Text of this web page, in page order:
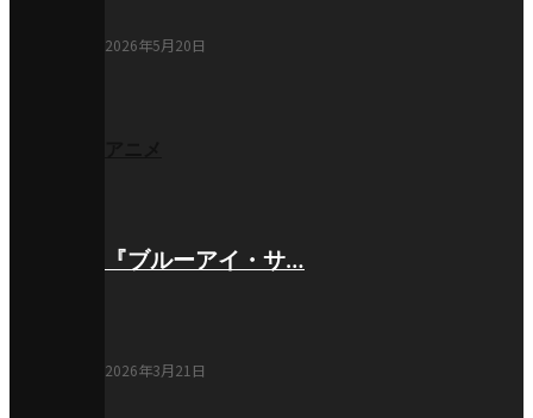
2026年5月20日
『ブルーアイ・サ…
2026年3月21日